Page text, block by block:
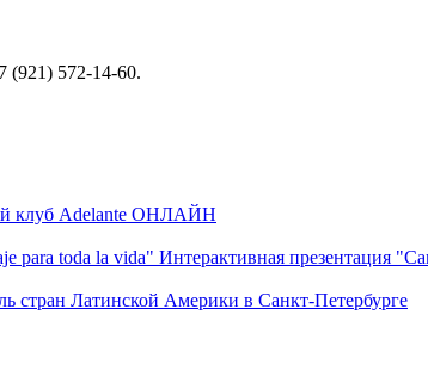
(921) 572-14-60.
клуб Adelante ОНЛАЙН
Интерактивная презентация
стран Латинской Америки в Санкт-Петербурге